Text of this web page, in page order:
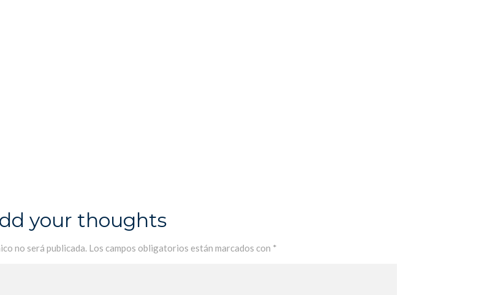
your thoughts
no será publicada. Los campos obligatorios están marcados con *